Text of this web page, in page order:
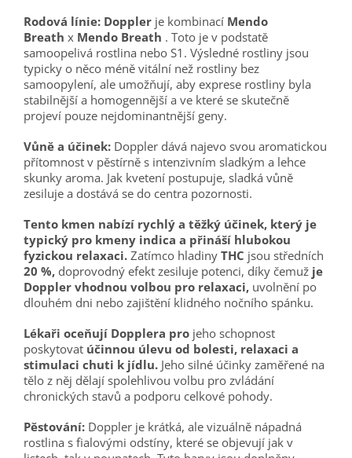
Rodová línie: Doppler je kombinací Mendo
Breath x Mendo Breath . Toto je v podstatě
samoopelivá rostlina nebo S1. Výsledné rostliny jsou
typicky o něco méně vitální než rostliny bez
samoopylení, ale umožňují, aby exprese rostliny byla
stabilnější a homogennější a ve které se skutečně
projeví pouze nejdominantnější geny.
Vůně a účinek: Doppler dává najevo svou aromatickou
přítomnost v pěstírně s intenzivním sladkým a lehce
skunky aroma. Jak kvetení postupuje, sladká vůně
zesiluje a dostává se do centra pozornosti.
Tento kmen nabízí rychlý a těžký účinek, který je
typický pro kmeny indica a přináší hlubokou
fyzickou relaxaci. Zatímco hladiny THC jsou středních
20 %, doprovodný efekt zesiluje potenci, díky čemuž je
Doppler vhodnou volbou pro relaxaci, uvolnění po
dlouhém dni nebo zajištění klidného nočního spánku.
Lékaři oceňují Dopplera pro jeho schopnost
poskytovat účinnou úlevu od bolesti, relaxaci a
stimulaci chuti k jídlu. Jeho silné účinky zaměřené na
tělo z něj dělají spolehlivou volbu pro zvládání
chronických stavů a ​​podporu celkové pohody.
Pěstování: Doppler je krátká, ale vizuálně nápadná
rostlina s fialovými odstíny, které se objevují jak v